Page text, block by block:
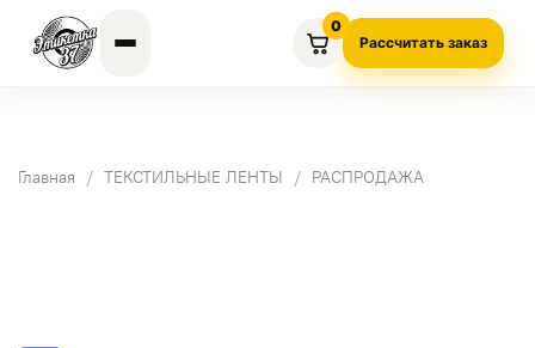
0
Рассчитать заказ
Главная ТЕКСТИЛЬНЫЕ ЛЕНТЫ РАСПРОДАЖА